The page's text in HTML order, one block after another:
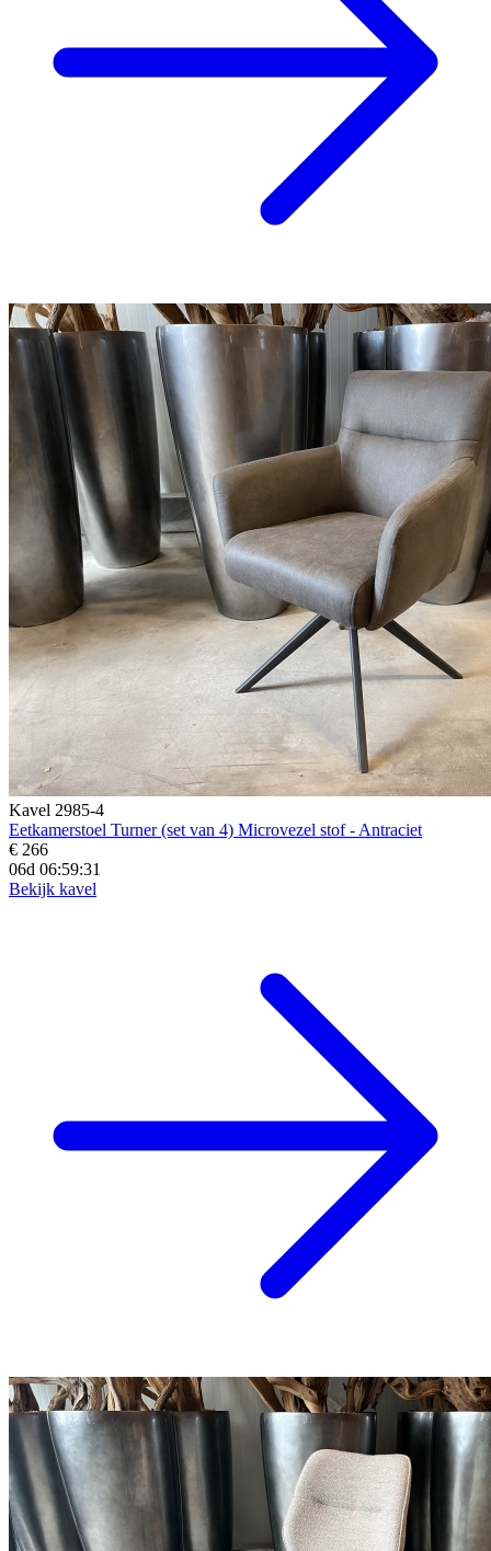
Kavel 2985-4
Eetkamerstoel Turner (set van 4) Microvezel stof - Antraciet
€ 266
06d 06:59:29
Bekijk kavel